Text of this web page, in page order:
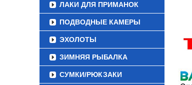
ЛАКИ ДЛЯ ПРИМАНОК
ПОДВОДНЫЕ КАМЕРЫ
ЭХОЛОТЫ
ЗИМНЯЯ РЫБАЛКА
СУМКИ/РЮКЗАКИ